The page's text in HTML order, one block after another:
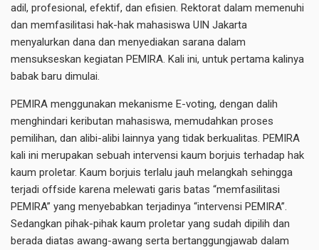
adil, profesional, efektif, dan efisien. Rektorat dalam memenuhi
dan memfasilitasi hak-hak mahasiswa UIN Jakarta
menyalurkan dana dan menyediakan sarana dalam
mensukseskan kegiatan PEMIRA. Kali ini, untuk pertama kalinya
babak baru dimulai.
PEMIRA menggunakan mekanisme E-voting, dengan dalih
menghindari keributan mahasiswa, memudahkan proses
pemilihan, dan alibi-alibi lainnya yang tidak berkualitas. PEMIRA
kali ini merupakan sebuah intervensi kaum borjuis terhadap hak
kaum proletar. Kaum borjuis terlalu jauh melangkah sehingga
terjadi offside karena melewati garis batas “memfasilitasi
PEMIRA” yang menyebabkan terjadinya “intervensi PEMIRA”.
Sedangkan pihak-pihak kaum proletar yang sudah dipilih dan
berada diatas awang-awang serta bertanggungjawab dalam